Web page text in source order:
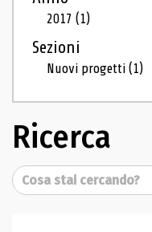
2017(1)
Sezioni
Nuovi progetti(1)
Ricerca
Cerca